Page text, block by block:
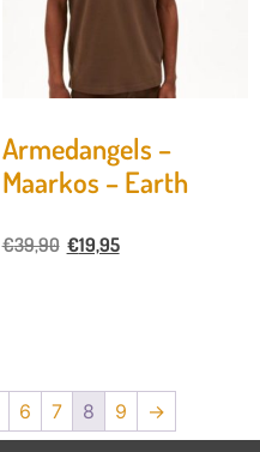
Armedangels –
Maarkos – Earth
€39,90 €19,95
6 7 8 9 →